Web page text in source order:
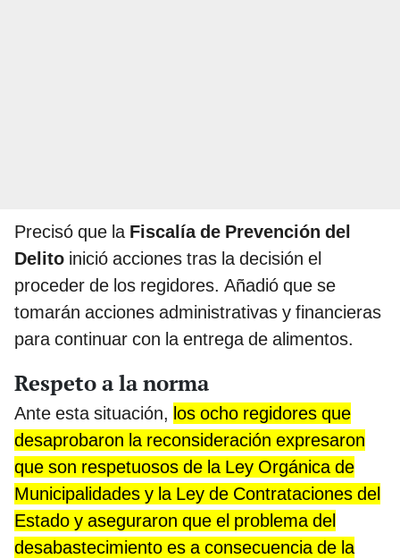
Precisó que laFiscalía de Prevención del
Delito inició acciones tras la decisión el
proceder de los regidores. Añadió que se
tomarán acciones administrativas y financieras
para continuar con la entrega de alimentos.
Respeto a la norma
Ante esta situación, los ocho regidores que
desaprobaron la reconsideración expresaron
que son respetuosos de la Ley Orgánica de
Municipalidades y la Ley de Contrataciones del
Estado y aseguraron que el problema del
desabastecimiento es a consecuencia de la